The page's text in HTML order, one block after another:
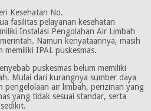
Kesehatan No.
fasilitas pelayanan kesehatan
Instalasi Pengolahan Air Limbah
Namun kenyataannya, masih
memiliki IPAL puskesmas.
puskesmas belum memiliki
Mulai dari kurangnya sumber daya
pengelolaan air limbah, perizinan yang
yang tidak sesuai standar, serta